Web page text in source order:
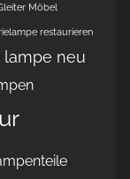
Möbel
restaurieren
lampe neu